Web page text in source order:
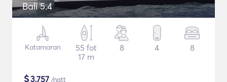
Bali 5.4
Katamaran
55 fot
17 m
8 4 8
$3,757 /natt